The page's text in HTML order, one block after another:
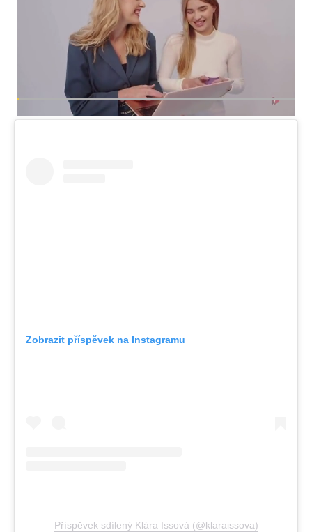
Zobrazit příspěvek na Instagramu
Příspěvek sdílený Klára Issová (@klaraissova)